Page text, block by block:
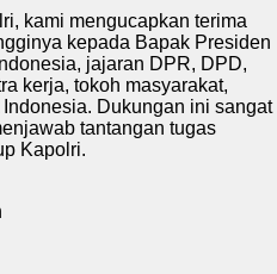
kami mengucapkan terima
kepada Bapak Presiden
jajaran DPR, DPD,
kerja, tokoh masyarakat,
Dukungan ini sangat
tantangan tugas
Kapolri.